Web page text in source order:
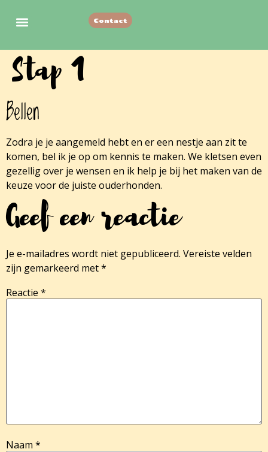
Contact
Stap 1
Bellen
Zodra je je aangemeld hebt en er een nestje aan zit te
komen, bel ik je op om kennis te maken. We kletsen even
gezellig over je wensen en ik help je bij het maken van de
keuze voor de juiste ouderhonden.
Geef een reactie
Je e-mailadres wordt niet gepubliceerd. Vereiste velden
zijn gemarkeerd met*
Reactie *
Naam *